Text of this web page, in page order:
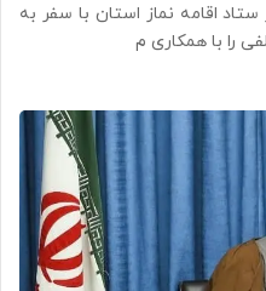
اقامه نماز استان با سفر به
را با همکاری م